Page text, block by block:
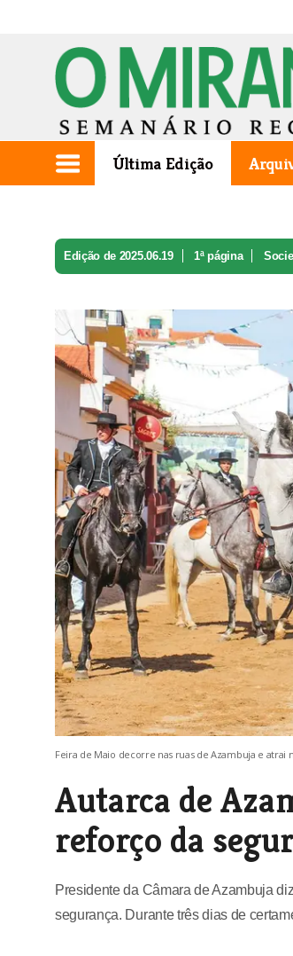
Última Edição
Edição de 2025.06.19 1ª página
Feira de Maio decorre nas ruas de Azambuja e atrai
Autarca de
reforço da
Presidente da Câmara de Azambuja
segurança. Durante três dias de